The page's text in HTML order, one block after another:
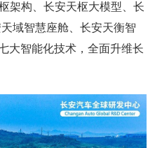
架构、长安天枢大模型、长
域智慧座舱、长安天衡智
大智能化技术，全面升维长